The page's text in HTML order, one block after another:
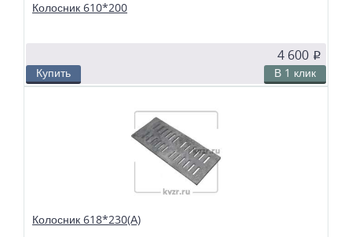
Колосник 610*200
4 600 p
Купить В 1 клик
Колосники чугунные 610*200 применяются в слоевых топках
твердотопливных водогрейных и паровых котлов. Чтобы поддерживать в
топке устойчивый слой горящего топлива, дров, угля или брикетов, из
колосников собираются колосниковые решетки.
Колосник 618*230(А)